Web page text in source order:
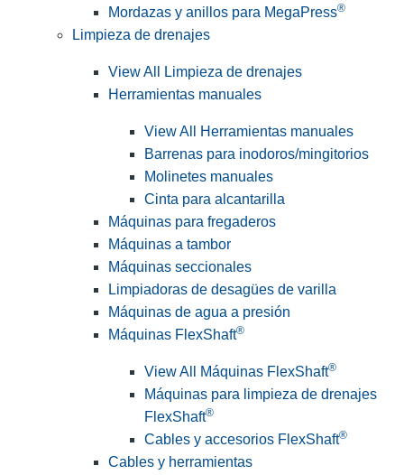
Mordazas y anillos para MegaPress®
Limpieza de drenajes
View All Limpieza de drenajes
Herramientas manuales
View All Herramientas manuales
Barrenas para inodoros/mingitorios
Molinetes manuales
Cinta para alcantarilla
Máquinas para fregaderos
Máquinas a tambor
Máquinas seccionales
Limpiadoras de desagües de varilla
Máquinas de agua a presión
Máquinas FlexShaft®
View All Máquinas FlexShaft®
Máquinas para limpieza de drenajes
FlexShaft®
Cables y accesorios FlexShaft®
Cables y herramientas